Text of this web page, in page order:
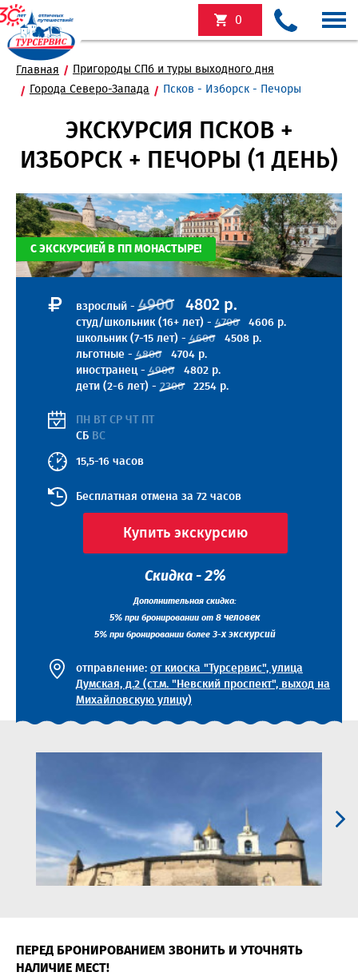
0
Главная
Пригороды СПб и туры выходного дня
Города Северо-Запада
Псков - Изборск - Печоры
ЭКСКУРСИЯ ПСКОВ +
ИЗБОРСК + ПЕЧОРЫ (1 ДЕНЬ)
С ЭКСКУРСИЕЙ В ПП МОНАСТЫРЕ!
взрослый -49004802 р.
студ/школьник (16+ лет) - 47004606 р.
школьник (7-15 лет) - 46004508 р.
льготные - 48004704 р.
иностранец - 49004802 р.
дети (2-6 лет) - 23002254 р.
ПН ВТ СР ЧТ ПТ
СБ ВС
15,5-16 часов
Бесплатная отмена за 72 часов
Купить экскурсию
Скидка -2%
Дополнительная скидка:
5% при бронировании от 8 человек
5% при бронировании более 3-х экскурсий
отправление: от киоска "Турсервис", улица
Думская, д.2 (ст.м. "Невский проспект", выход на
Михайловскую улицу)
ПЕРЕД БРОНИРОВАНИЕМ ЗВОНИТЬ И УТОЧНЯТЬ
НАЛИЧИЕ МЕСТ!